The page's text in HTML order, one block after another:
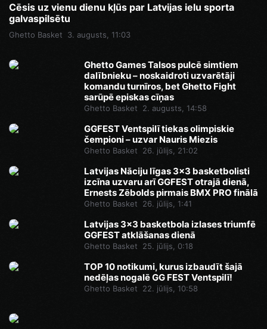
Cēsis uz vienu dienu kļūs par Latvijas ielu sporta
galvaspilsētu
Ghetto Basket 3. augusts, 11:03
Ghetto Games Talsos pulcē simtiem
dalībnieku – noskaidroti uzvarētāji
komandu turnīros, bet Ghetto Fight
sarūpē episkas cīņas
Ghetto Basket 2. augusts, 14:58
GGFEST Ventspilī tiekas olimpiskie
čempioni – uzvar Nauris Miezis
Ghetto Basket 26. jūlijs, 21:02
Latvijas Nāciju līgas 3x3 basketbolisti
izcīna uzvaru arī GGFEST otrajā dienā,
Ernests Zēbolds pirmais BMX PRO finālā
Ghetto Basket 26. jūlijs, 1:41
Latvijas 3x3 basketbola izlases triumfē
GGFEST atklāšanas dienā
Ghetto Basket 25. jūlijs, 0:18
TOP 10 notikumi, kurus izbaudīt šajā
nedēļas nogalē GG FEST Ventspilī!
Ghetto Basket 22. jūlijs, 10:58